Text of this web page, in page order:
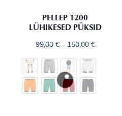
PELLEP 1200
LÜHIKESED PÜKSID
99,00 € – 150,00 €